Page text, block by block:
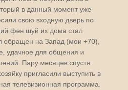
в данный момент уже
свою входную дверь по
фен шуй их дома стал
обращен на Запад (мои +70),
удачное для общения и
Пару месяцев спустя
пригласили выступить в
телевизионная программа.